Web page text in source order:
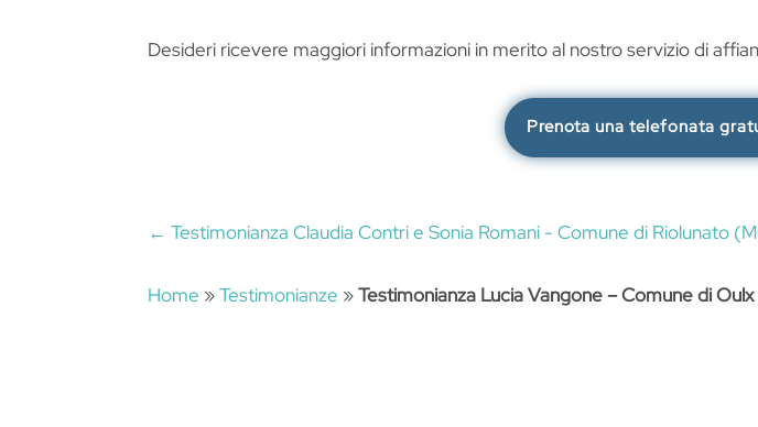
Desideri ricevere maggiori informazioni in merito al nostro servizio di
Prenota una telefonata
←Testimonianza Claudia Contri e Sonia Romani - Comune di Riolunato
Home »Testimonianze »Testimonianza Lucia Vangone – Comune di